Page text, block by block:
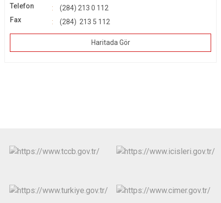
Telefon
(284) 213 0 112
Fax
(284) 213 5 112
Haritada Gör